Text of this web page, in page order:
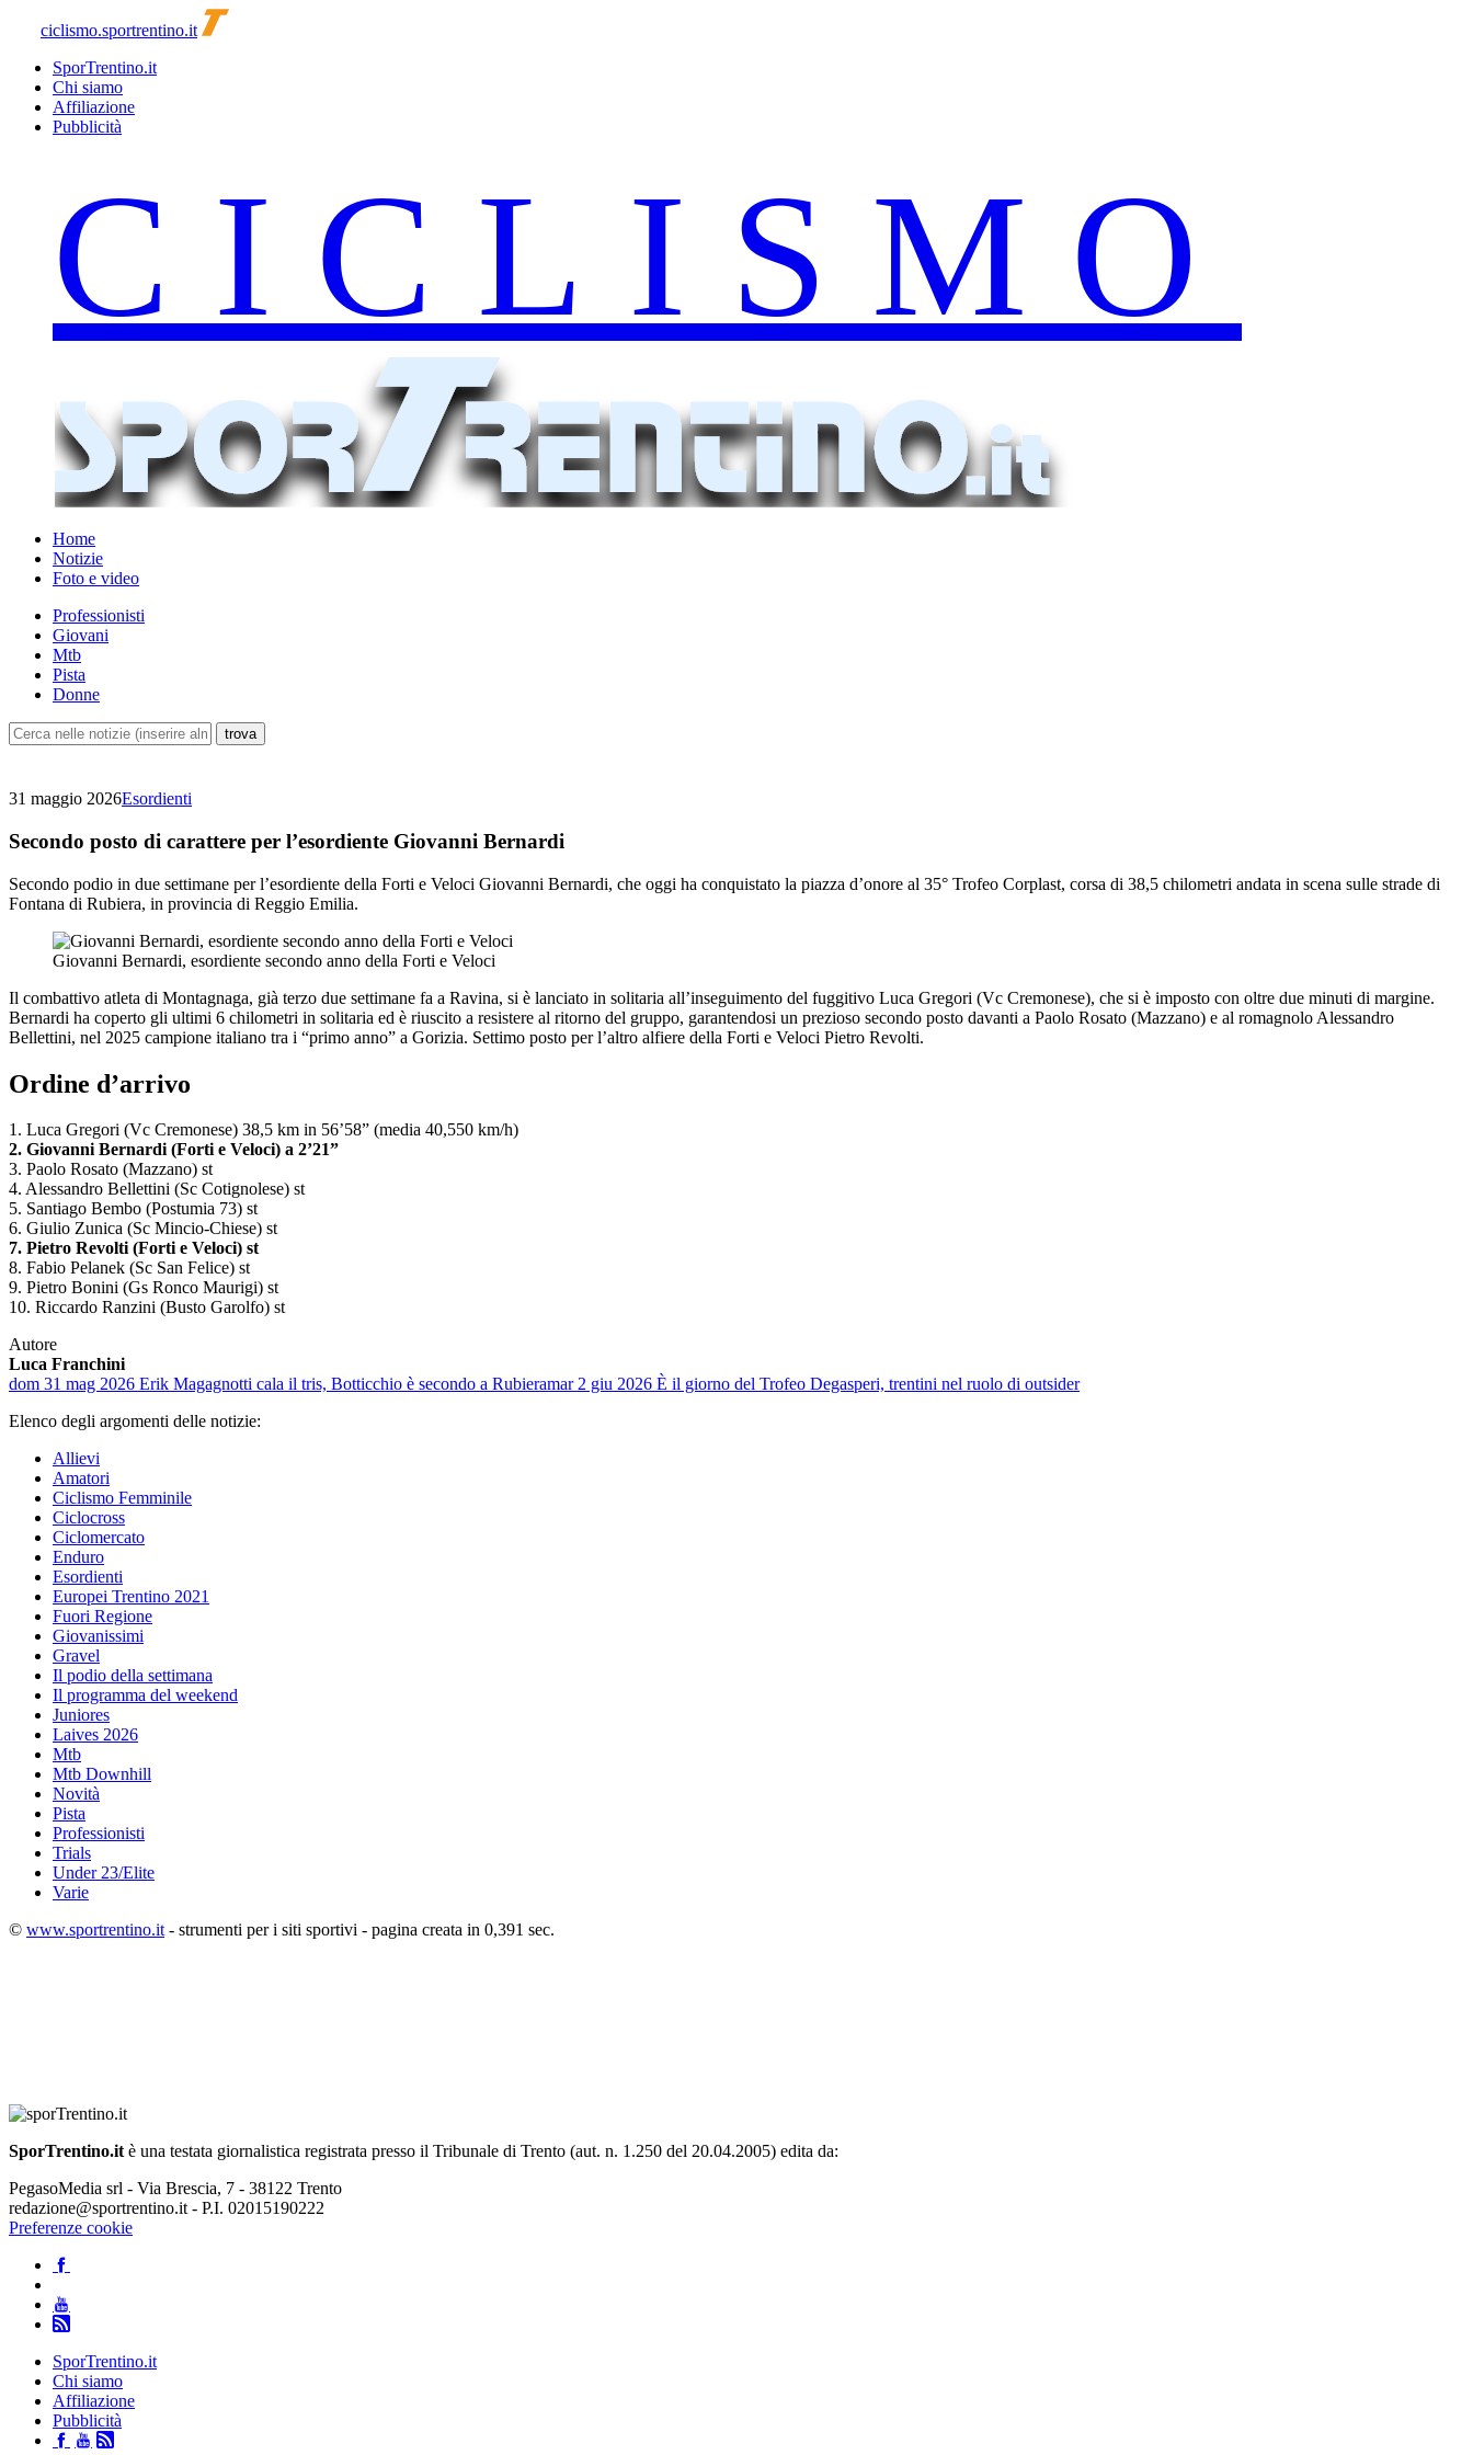
ciclismo.sportrentino.it
SporTrentino.it
Chi siamo
Affiliazione
Pubblicità
Home
Notizie
Foto e video
Professionisti
Giovani
Mtb
Pista
Donne
31 maggio 2026Esordienti
Secondo posto di carattere per l’esordiente Giovanni Bernardi
Secondo podio in due settimane per l’esordiente della Forti e Veloci Giovanni Bernardi, che oggi ha conquistato la piazza d’onore al 35° Trofeo Corplast, corsa di 38,5 chilometri andata in scena sulle strade di
Fontana di Rubiera, in provincia di Reggio Emilia.
Giovanni Bernardi, esordiente secondo anno della Forti e Veloci
Il combattivo atleta di Montagnaga, già terzo due settimane fa a Ravina, si è lanciato in solitaria all’inseguimento del fuggitivo Luca Gregori (Vc Cremonese), che si è imposto con oltre due minuti di margine.
Bernardi ha coperto gli ultimi 6 chilometri in solitaria ed è riuscito a resistere al ritorno del gruppo, garantendosi un prezioso secondo posto davanti a Paolo Rosato (Mazzano) e al romagnolo Alessandro
Bellettini, nel 2025 campione italiano tra i “primo anno” a Gorizia. Settimo posto per l’altro alfiere della Forti e Veloci Pietro Revolti.
Ordine d’arrivo
1. Luca Gregori (Vc Cremonese) 38,5 km in 56’58” (media 40,550 km/h)
2. Giovanni Bernardi (Forti e Veloci) a 2’21”
3. Paolo Rosato (Mazzano) st
4. Alessandro Bellettini (Sc Cotignolese) st
5. Santiago Bembo (Postumia 73) st
6. Giulio Zunica (Sc Mincio-Chiese) st
7. Pietro Revolti (Forti e Veloci) st
8. Fabio Pelanek (Sc San Felice) st
9. Pietro Bonini (Gs Ronco Maurigi) st
10. Riccardo Ranzini (Busto Garolfo) st
Autore
Luca Franchini
dom 31 mag 2026 Erik Magagnotti cala il tris, Botticchio è secondo a Rubieramar 2 giu 2026 È il giorno del Trofeo Degasperi, trentini nel ruolo di outsider
Elenco degli argomenti delle notizie:
Allievi
Amatori
Ciclismo Femminile
Ciclocross
Ciclomercato
Enduro
Esordienti
Europei Trentino 2021
Fuori Regione
Giovanissimi
Gravel
Il podio della settimana
Il programma del weekend
Juniores
Laives 2026
Mtb
Mtb Downhill
Novità
Pista
Professionisti
Trials
Under 23/Elite
Varie
© www.sportrentino.it- strumenti per i siti sportivi - pagina creata in 0,391 sec.
SporTrentino.itè una testata giornalistica registrata presso il Tribunale di Trento (aut. n. 1.250 del 20.04.2005) edita da:
PegasoMedia srl - Via Brescia, 7 - 38122 Trento
redazione@sportrentino.it - P.I. 02015190222
Preferenze cookie
SporTrentino.it
Chi siamo
Affiliazione
Pubblicità